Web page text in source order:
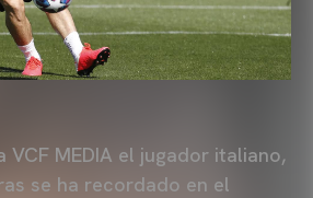
VCF MEDIA el jugador italiano,
se ha recordado en el